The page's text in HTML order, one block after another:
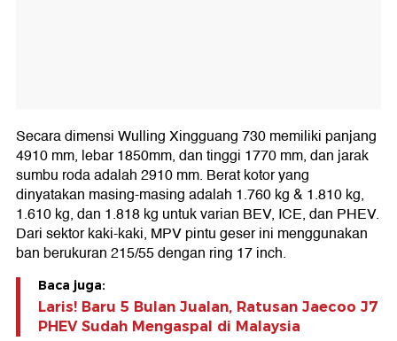
Secara dimensi Wulling Xingguang 730 memiliki panjang
4910 mm, lebar 1850mm, dan tinggi 1770 mm, dan jarak
sumbu roda adalah 2910 mm. Berat kotor yang
dinyatakan masing-masing adalah 1.760 kg & 1.810 kg,
1.610 kg, dan 1.818 kg untuk varian BEV, ICE, dan PHEV.
Dari sektor kaki-kaki, MPV pintu geser ini menggunakan
ban berukuran 215/55 dengan ring 17 inch.
Baca juga:
Laris! Baru 5 Bulan Jualan, Ratusan Jaecoo J7
PHEV Sudah Mengaspal di Malaysia